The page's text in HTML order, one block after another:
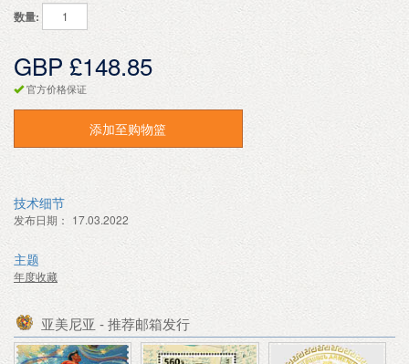
数量:
GBP £148.85
官方价格保证
添加至购物篮
技术细节
发布日期： 17.03.2022
主题
年度收藏
亚美尼亚 - 推荐邮箱发行